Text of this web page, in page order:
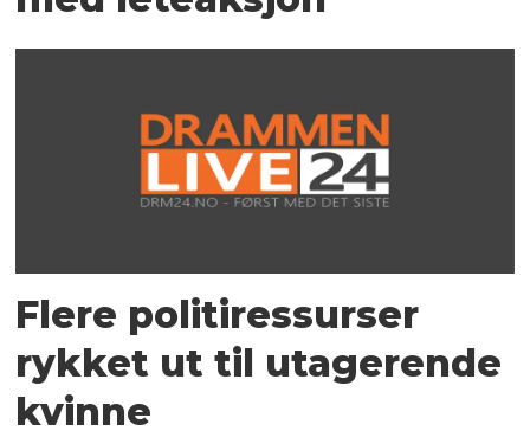
Flere politiressurser
rykket ut til utagerende
kvinne